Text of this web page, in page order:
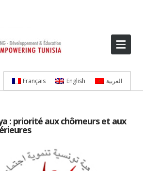
Français English العربية
: priorité aux chômeurs et aux